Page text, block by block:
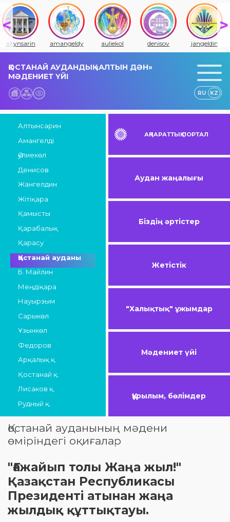
altynsarin amangeldy auliekol denisov jangeldin
ҚОСТАНАЙ АУДАНДЫҚ «АЛТЫН ДӘН»
МӘДЕНИЕТ ҮЙІ
RU KZ
Алтынсарин
Амангелді
Әулиекөл
Денисов
Жангелдин
Жітіқара
Қамысты
Қарабалық
Қарасу
Қостанай ауданы
Б. Майлин
Меңдіқара
Науырзым
Сарыкөл
Ұзынкөл
Федоров
Арқалық қ.
Қостанай қ.
Лисаков қ.
Рудный қ.
АҚПАРАТТЫҚ ПОРТАЛ
Аудан жаңалығы
Біздің әртістер
Жетістік
"Халықтық" ұжымдар
Мәдениет үйі
Құрылым, бөлімдер
Қостанай ауданының мәдени
өміріндегі оқиғалар
"Ғажайып толы Жаңа жыл!"
Қазақстан Республикасы
Президенті атынан жаңа
жылдық құттықтауы.